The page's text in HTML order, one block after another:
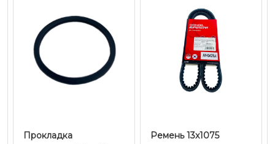
Прокладка
Ремень 13x1075